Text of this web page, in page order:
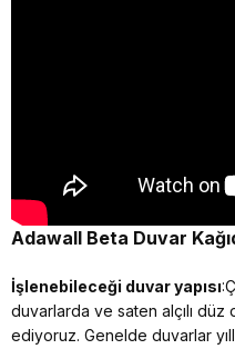
Adawall Beta Duvar
İşlenebileceği duvar yapısı
duvarlarda ve saten alçılı düz
ediyoruz. Genelde duvarlar